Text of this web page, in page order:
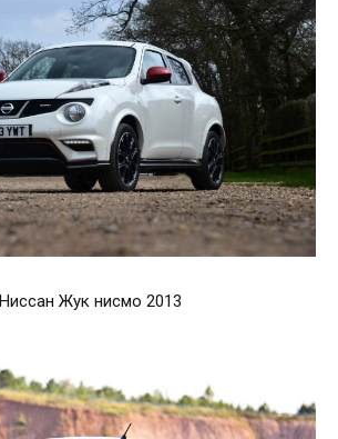
Ниссан Жук нисмо 2013